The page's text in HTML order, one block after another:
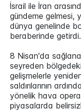
İsrail ile İran
gündeme gelmesi,
dünya genelinde
beraberinde getirdi.
8 Nisan'da
seyreden
gelişmelerle
saldırılarının
yönelik hava
piyasalarda